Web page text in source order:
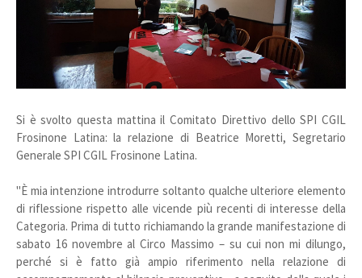
Si è svolto questa mattina il Comitato Direttivo dello SPI CGIL
Frosinone Latina: la relazione di Beatrice Moretti, Segretario
Generale SPI CGIL Frosinone Latina.
"È mia intenzione introdurre soltanto qualche ulteriore elemento
di riflessione rispetto alle vicende più recenti di interesse della
Categoria. Prima di tutto richiamando la grande manifestazione di
sabato 16 novembre al Circo Massimo – su cui non mi dilungo,
perché si è fatto già ampio riferimento nella relazione di